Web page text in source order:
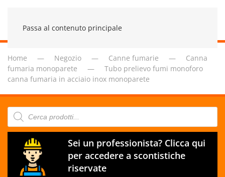
Passa al contenuto principale
Home Negozio Canne fumarie
Canna
fumaria monoparete
Tubo prelievo fumi monoforo
canna fumaria in acciaio inox monoparete
Products
search
Sei un professionista? Clicca qui
per accedere a scontistiche
riservate